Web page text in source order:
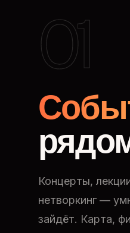
01
Концерты,
нетворкинг —
зайдёт. Карта,